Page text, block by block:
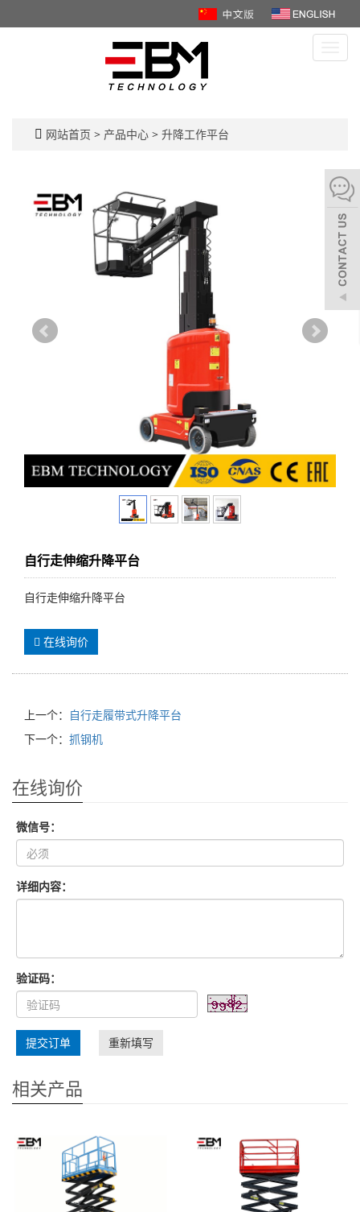
网站首页 > 产品中心 > 升降工作平台
自行走伸缩升降平台
自行走伸缩升降平台
在线询价
上一个： 自行走履带式升降平台
下一个： 抓钢机
在线询价
微信号：
详细内容：
验证码：
提交订单 重新填写
相关产品